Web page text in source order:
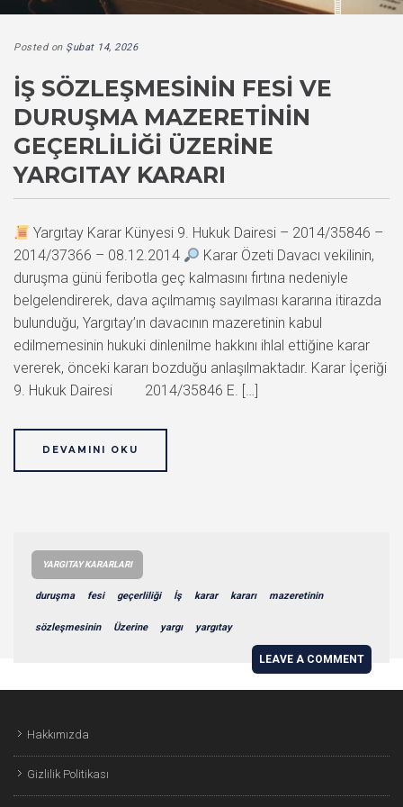
Posted on Şubat 14, 2026
İŞ SÖZLEŞMESININ FESI VE
DURUŞMA MAZERETININ
GEÇERLILIĞI ÜZERINE
YARGITAY KARARI
Yargıtay Karar Künyesi 9. Hukuk Dairesi – 2014/35846 –
2014/37366 – 08.12.2014
Karar Özeti Davacı vekilinin,
duruşma günü feribotla geç kalmasını fırtına nedeniyle
belgelendirerek, dava açılmamış sayılması kararına itirazda
bulunduğu, Yargıtay’ın davacının mazeretinin kabul
edilmemesinin hukuki dinlenilme hakkını ihlal ettiğine karar
vererek, önceki kararı bozduğu anlaşılmaktadır. Karar İçeriği
9. Hukuk Dairesi 2014/35846 E. […]
DEVAMINI OKU
YARGITAY KARARLARI
duruşma fesi geçerliliği İş karar kararı mazeretinin
sözleşmesinin Üzerine yargı yargıtay
LEAVE A COMMENT
Hakkımızda
Gizlilik Politikası